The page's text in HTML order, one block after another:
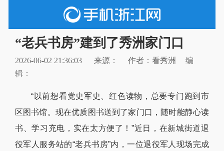
“老兵书房”建到了秀洲家门口
2026-06-02 21:36:03 来源： 作者：看秀洲
编
辑：
“以前想看党史军史、红色读物，总要专门跑到市
区图书馆。现在优质图书送到了家门口，随时能静心读
书、学习充电，实在太方便了！”近日，在新城街道退
役军人服务站的“老兵书房”内，一位退役军人现场完成